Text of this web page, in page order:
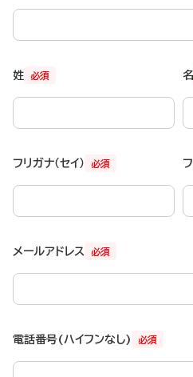
必須
姓 名
必須
フリガナ（セイ）
必須
メールアドレス
必須
電話番号(ハイフンなし)